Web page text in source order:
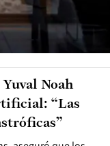
Noah
“Las